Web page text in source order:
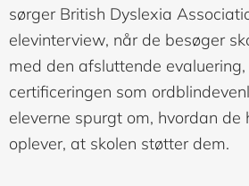
sørger British Dyslexia
elevinterview, når de besøger
med den afsluttende
certificeringen som
eleverne spurgt om, hvordan de
oplever, at skolen støtter dem.